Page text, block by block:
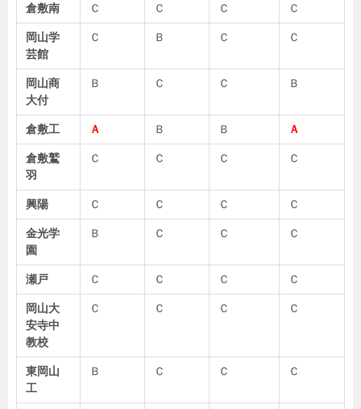
倉敷南 Ｃ Ｃ Ｃ Ｃ
岡山学
芸館
Ｃ Ｂ Ｃ Ｃ
岡山商
大付
Ｂ Ｃ Ｃ Ｂ
倉敷工 Ａ Ｂ Ｂ Ａ
倉敷鷲
羽
Ｃ Ｃ Ｃ Ｃ
興陽 Ｃ Ｃ Ｃ Ｃ
金光学
園
Ｂ Ｃ Ｃ Ｃ
瀬戸 Ｃ Ｃ Ｃ Ｃ
岡山大
安寺中
教校
Ｃ Ｃ Ｃ Ｃ
東岡山
工
Ｂ Ｃ Ｃ Ｃ